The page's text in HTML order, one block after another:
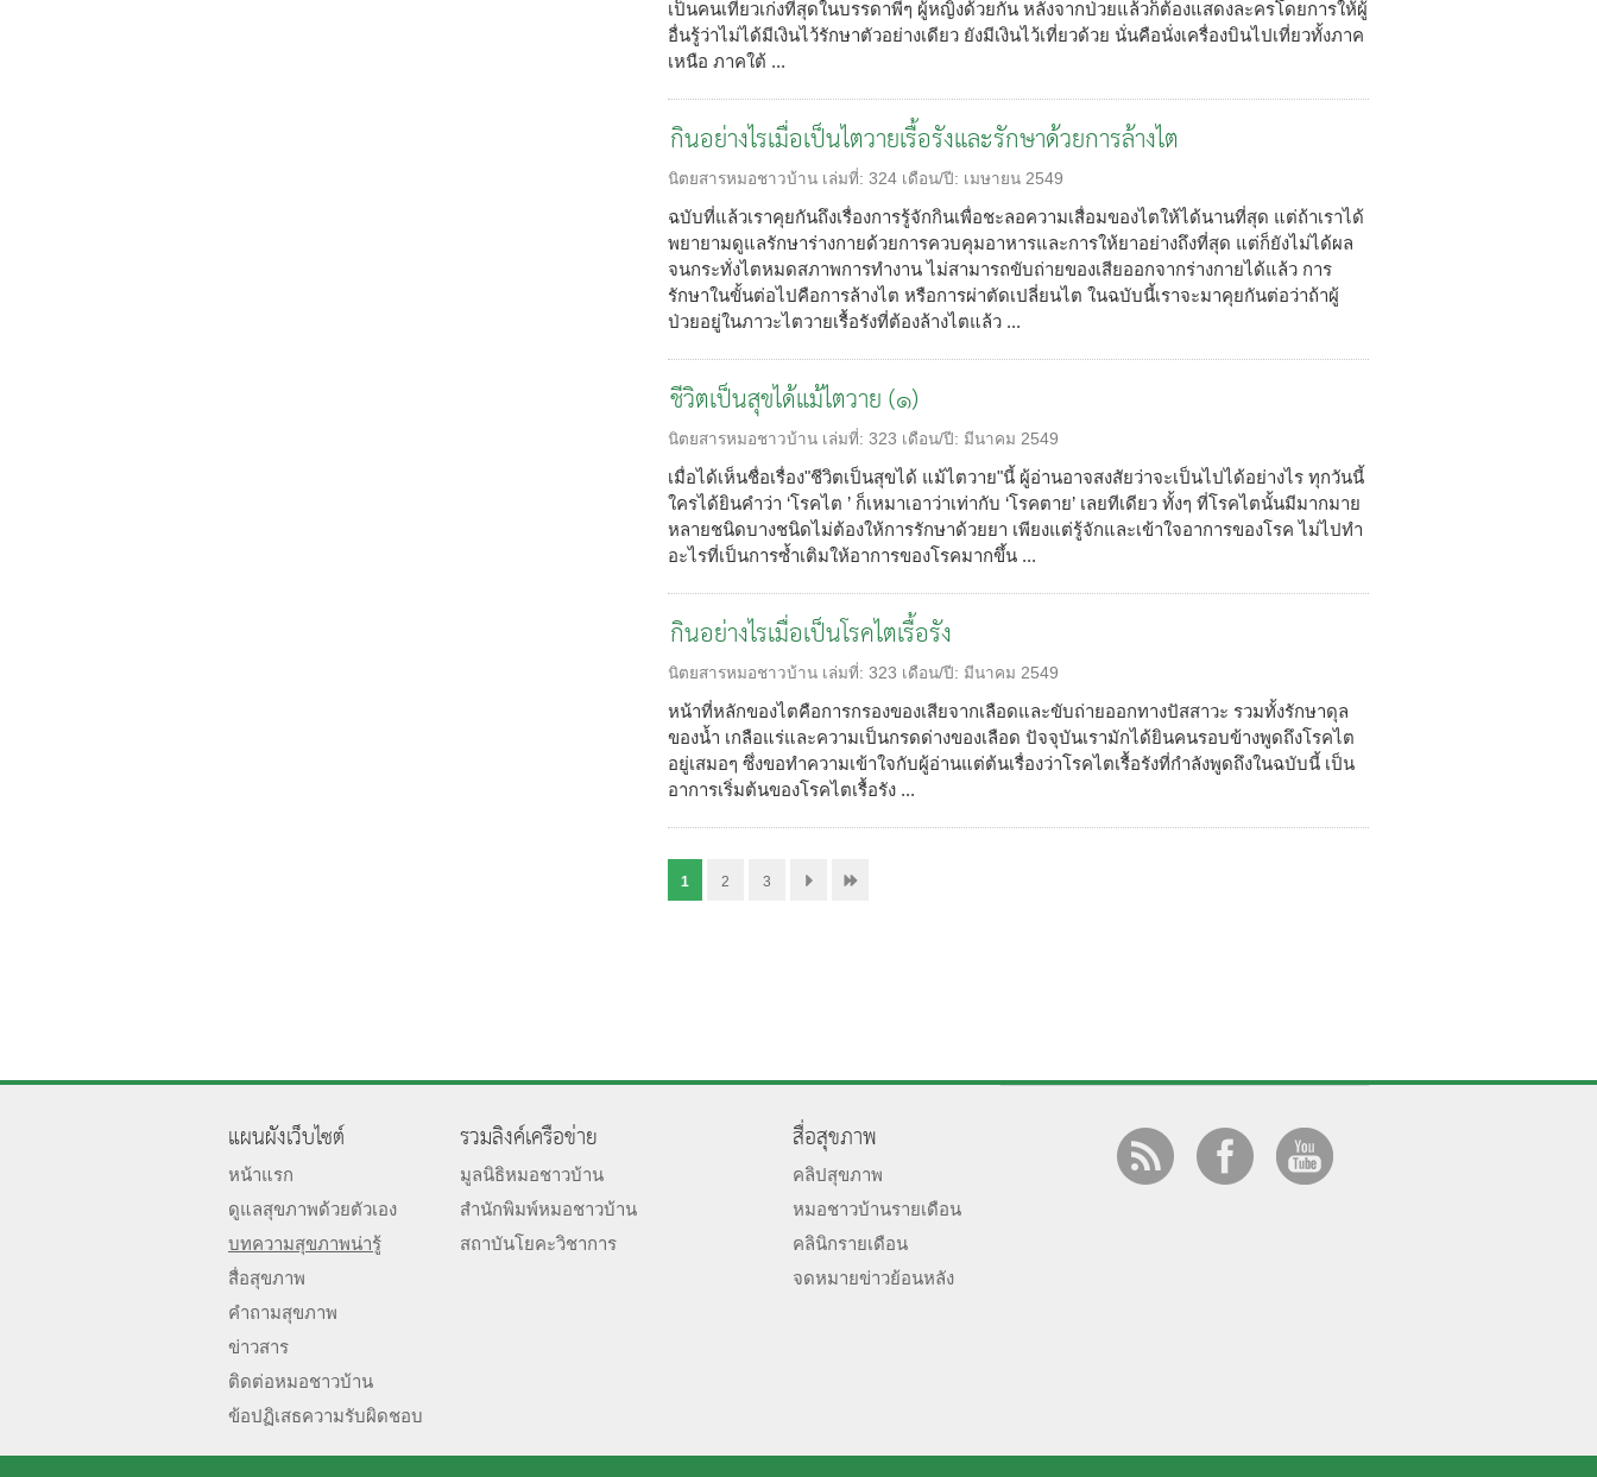
เป็นคนเที่ยวเก่งที่สุดในบรรดาพี่ๆ ผู้หญิงด้วยกัน หลังจากป่วยแล้วก็ต้องแสดงละครโดยการให้ผู้
อื่นรู้ว่าไม่ได้มีเงินไว้รักษาตัวอย่างเดียว ยังมีเงินไว้เที่ยวด้วย นั่นคือนั่งเครื่องบินไปเที่ยวทั้งภาค
เหนือ ภาคใต้ ...
กินอย่างไรเมื่อเป็นไตวายเรื้อรังและรักษาด้วยการล้างไต
นิตยสารหมอชาวบ้าน เล่มที่: 324 เดือน/ปี: เมษายน 2549
ฉบับที่แล้วเราคุยกันถึงเรื่องการรู้จักกินเพื่อชะลอความเสื่อมของไตให้ได้นานที่สุด แต่ถ้าเราได้
พยายามดูแลรักษาร่างกายด้วยการควบคุมอาหารและการให้ยาอย่างถึงที่สุด แต่ก็ยังไม่ได้ผล
จนกระทั่งไตหมดสภาพการทำงาน ไม่สามารถขับถ่ายของเสียออกจากร่างกายได้แล้ว การ
รักษาในขั้นต่อไปคือการล้างไต หรือการผ่าตัดเปลี่ยนไต ในฉบับนี้เราจะมาคุยกันต่อว่าถ้าผู้
ป่วยอยู่ในภาวะไตวายเรื้อรังที่ต้องล้างไตแล้ว ...
ชีวิตเป็นสุขได้แม้ไตวาย (๑)
นิตยสารหมอชาวบ้าน เล่มที่: 323 เดือน/ปี: มีนาคม 2549
เมื่อได้เห็นชื่อเรื่อง"ชีวิตเป็นสุขได้ แม้ไตวาย"นี้ ผู้อ่านอาจสงสัยว่าจะเป็นไปได้อย่างไร ทุกวันนี้
ใครได้ยินคำว่า ‘โรคไต ’ ก็เหมาเอาว่าเท่ากับ ‘โรคตาย’ เลยทีเดียว ทั้งๆ ที่โรคไตนั้นมีมากมาย
หลายชนิดบางชนิดไม่ต้องให้การรักษาด้วยยา เพียงแต่รู้จักและเข้าใจอาการของโรค ไม่ไปทำ
อะไรที่เป็นการซ้ำเติมให้อาการของโรคมากขึ้น ...
กินอย่างไรเมื่อเป็นโรคไตเรื้อรัง
นิตยสารหมอชาวบ้าน เล่มที่: 323 เดือน/ปี: มีนาคม 2549
หน้าที่หลักของไตคือการกรองของเสียจากเลือดและขับถ่ายออกทางปัสสาวะ รวมทั้งรักษาดุล
ของน้ำ เกลือแร่และความเป็นกรดด่างของเลือด ปัจจุบันเรามักได้ยินคนรอบข้างพูดถึงโรคไต
อยู่เสมอๆ ซึ่งขอทำความเข้าใจกับผู้อ่านแต่ต้นเรื่องว่าโรคไตเรื้อรังที่กำลังพูดถึงในฉบับนี้ เป็น
อาการเริ่มต้นของโรคไตเรื้อรัง ...
1 2 3
แผนผังเว็บไซต์
หน้าแรก
ดูแลสุขภาพด้วยตัวเอง
บทความสุขภาพน่ารู้
สื่อสุขภาพ
คำถามสุขภาพ
ข่าวสาร
ติดต่อหมอชาวบ้าน
ข้อปฏิเสธความรับผิดชอบ
รวมลิงค์เครือข่าย
มูลนิธิหมอชาวบ้าน
สำนักพิมพ์หมอชาวบ้าน
สถาบันโยคะวิชาการ
สื่อสุขภาพ
คลิปสุขภาพ
หมอชาวบ้านรายเดือน
คลินิกรายเดือน
จดหมายข่าวย้อนหลัง